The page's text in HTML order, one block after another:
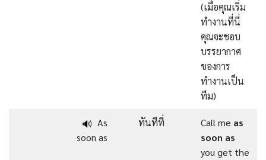
(เมื่อคุณเริ่ม
ทำงานที่นี่
คุณจะชอบ
บรรยากาศ
ของการ
ทำงานเป็น
ทีม)
🔊 As
soon as
ทันทีที่ Call me as
soon as
you get the